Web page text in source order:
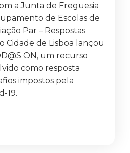
a Junta de Freguesia
de Escolas de
Par – Respostas
Cidade de Lisboa lançou
ON, um recurso
como resposta
impostos pela
19.